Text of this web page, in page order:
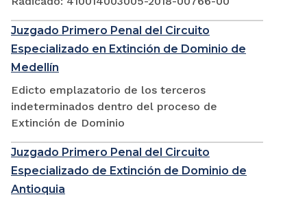
Juzgado Primero Penal del Circuito
Especializado en Extinción de Dominio de
Medellín
Edicto emplazatorio de los terceros
indeterminados dentro del proceso de
Extinción de Dominio
Juzgado Primero Penal del Circuito
Especializado de Extinción de Dominio de
Antioquia